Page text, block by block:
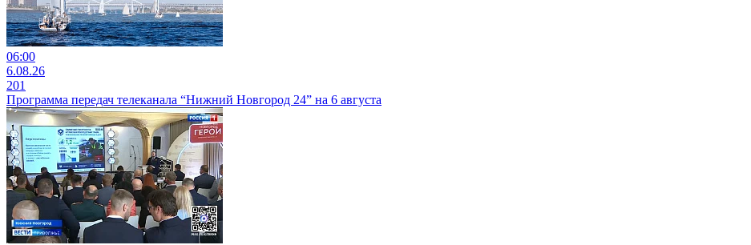
06:00
6.08.26
201
Программа передач телеканала “Нижний Новгород 24” на 6 августа